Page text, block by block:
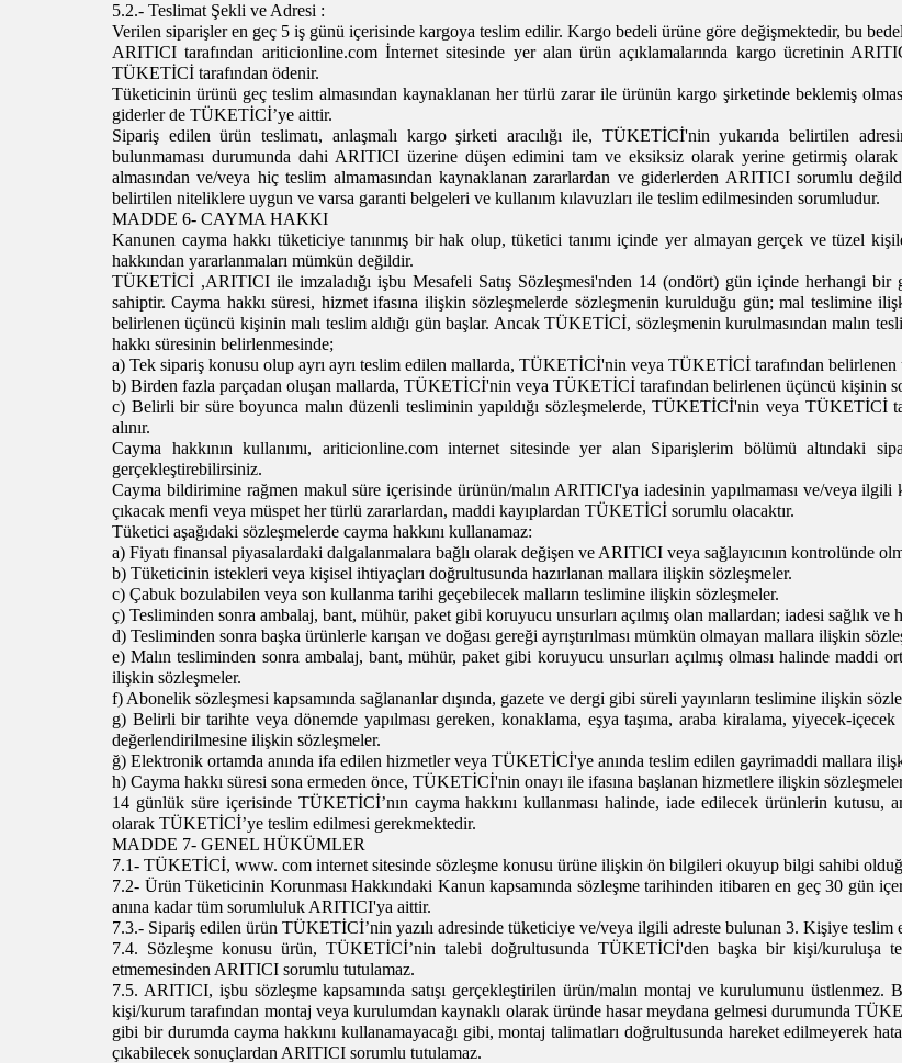
5.2.- Teslimat Şekli ve Adresi :
Verilen siparişleren geç 5 iş günü içerisinde kargoya teslim edilir. Kargo bedeli ürüne göre değişmektedir, bu
ARITICI tarafından ariticionline.com İnternet sitesinde yer alan ürün açıklamalarında kargo ücretinin
TÜKETİCİ tarafından ödenir.
Tüketicinin ürünü geç teslim almasından kaynaklanan her türlü zarar ile ürünün kargo şirketinde beklemiş
giderler de TÜKETİCİ’ye aittir.
Sipariş edilen ürün teslimatı, anlaşmalı kargo şirketi aracılığı ile, TÜKETİCİ'nin yukarıda belirtilen
bulunmaması durumunda dahi ARITICI üzerine düşen edimini tam ve eksiksiz olarak yerine getirmiş
almasından ve/veya hiç teslim almamasından kaynaklanan zararlardan ve giderlerden ARITICI sorumlu
belirtilen niteliklere uygun ve varsa garanti belgeleri ve kullanım kılavuzları ile teslim edilmesinden sorumludur.
MADDE 6- CAYMA HAKKI
Kanunen cayma hakkı tüketiciye tanınmış bir hak olup, tüketici tanımı içinde yer almayan gerçek ve tüzel
hakkından yararlanmaları mümkün değildir.
TÜKETİCİ ,ARITICI ile imzaladığı işbu Mesafeli Satış Sözleşmesi'nden 14 (ondört) gün içinde herhangi bir
sahiptir. Cayma hakkı süresi, hizmet ifasına ilişkin sözleşmelerde sözleşmenin kurulduğu gün; mal teslimine
belirlenen üçüncü kişinin malı teslim aldığı gün başlar. Ancak TÜKETİCİ, sözleşmenin kurulmasından malın
hakkı süresinin belirlenmesinde;
a) Tek sipariş konusu olup ayrı ayrı teslim edilen mallarda, TÜKETİCİ'nin veya TÜKETİCİ tarafından belirlenen
b) Birden fazla parçadan oluşan mallarda, TÜKETİCİ'nin veya TÜKETİCİ tarafından belirlenen üçüncü kişinin
c) Belirli bir süre boyunca malın düzenli tesliminin yapıldığı sözleşmelerde, TÜKETİCİ'nin veya TÜKETİCİ
alınır.
Cayma hakkının kullanımı, ariticionline.com internet sitesinde yer alan Siparişlerim bölümü altındaki
gerçekleştirebilirsiniz.
Cayma bildirimine rağmen makul süre içerisinde ürünün/malın ARITICI'ya iadesinin yapılmaması ve/veya
çıkacak menfi veya müspet her türlü zararlardan, maddi kayıplardan TÜKETİCİ sorumlu olacaktır.
Tüketici aşağıdaki sözleşmelerde cayma hakkını kullanamaz:
a) Fiyatı finansal piyasalardaki dalgalanmalara bağlı olarak değişen ve ARITICI veya sağlayıcının kontrolünde
b) Tüketicinin istekleri veya kişisel ihtiyaçları doğrultusunda hazırlanan mallara ilişkin sözleşmeler.
c) Çabuk bozulabilen veya son kullanma tarihi geçebilecek malların teslimine ilişkin sözleşmeler.
ç) Tesliminden sonra ambalaj, bant, mühür, paket gibi koruyucu unsurları açılmış olan mallardan; iadesi sağlık
d) Tesliminden sonra başka ürünlerle karışan ve doğası gereği ayrıştırılması mümkün olmayan mallara ilişkin
e) Malın tesliminden sonra ambalaj, bant, mühür, paket gibi koruyucu unsurları açılmış olması halinde
ilişkin sözleşmeler.
f) Abonelik sözleşmesi kapsamında sağlananlar dışında, gazete ve dergi gibi süreli yayınların teslimine ilişkin
g) Belirli bir tarihte veya dönemde yapılması gereken, konaklama, eşya taşıma, araba kiralama, yiyecek-
değerlendirilmesine ilişkin sözleşmeler.
ğ) Elektronik ortamda anında ifa edilen hizmetler veya TÜKETİCİ'ye anında teslim edilen gayrimaddi mallara
h) Cayma hakkı süresi sona ermeden önce, TÜKETİCİ'nin onayı ile ifasına başlanan hizmetlere ilişkin
14 günlük süre içerisinde TÜKETİCİ’nın cayma hakkını kullanması halinde, iade edilecek ürünlerin kutusu,
olarak TÜKETİCİ’ye teslim edilmesi gerekmektedir.
MADDE 7- GENEL HÜKÜMLER
7.1- TÜKETİCİ, www. com internet sitesinde sözleşme konusu ürüne ilişkin ön bilgileri okuyup bilgi sahibi
7.2- Ürün Tüketicinin Korunması Hakkındaki Kanun kapsamında sözleşme tarihinden itibaren en geç 30 gün
anına kadar tüm sorumluluk ARITICI'ya aittir.
7.3.- Sipariş edilen ürün TÜKETİCİ’nin yazılı adresinde tüketiciye ve/veya ilgili adreste bulunan 3. Kişiye teslim
7.4. Sözleşme konusu ürün, TÜKETİCİ’nin talebi doğrultusunda TÜKETİCİ'den başka bir kişi/kuruluşa
etmemesinden ARITICI sorumlu tutulamaz.
7.5. ARITICI, işbu sözleşme kapsamında satışı gerçekleştirilen ürün/malın montaj ve kurulumunu üstlenmez.
kişi/kurum tarafından montaj veya kurulumdan kaynaklı olarak üründe hasar meydana gelmesi durumunda
gibi bir durumda cayma hakkını kullanamayacağı gibi, montaj talimatları doğrultusunda hareket edilmeyerek
çıkabilecek sonuçlardan ARITICI sorumlu tutulamaz.